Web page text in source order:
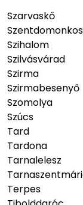
Szarvaskő
Szentdomonkos
Szihalom
Szilvásvárad
Szirma
Szirmabesenyő
Szomolya
Szúcs
Tard
Tardona
Tarnalelesz
Terpes